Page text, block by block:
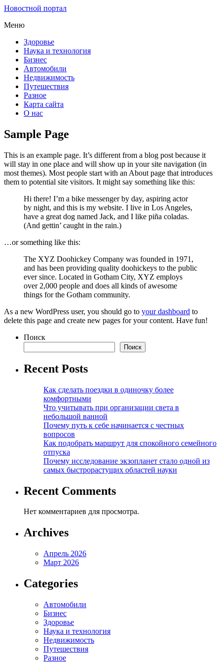
Новостной портал
Меню
Здоровье
Наука и технология
Бизнес
Автомобили
Недвижимость
Путешествия
Разное
Карта сайта
О нас
Sample Page
This is an example page. It’s different from a blog post because it
will stay in one place and will show up in your site navigation (in
most themes). Most people start with an About page that introduces
them to potential site visitors. It might say something like this:
Hi there! I’m a bike messenger by day, aspiring actor
by night, and this is my website. I live in Los Angeles,
have a great dog named Jack, and I like piña coladas.
(And gettin’ caught in the rain.)
…or something like this:
The XYZ Doohickey Company was founded in 1971,
and has been providing quality doohickeys to the public
ever since. Located in Gotham City, XYZ employs
over 2,000 people and does all kinds of awesome
things for the Gotham community.
As a new WordPress user, you should go to your dashboard to
delete this page and create new pages for your content. Have fun!
Поиск
Поиск
Recent Posts
Как сделать поездки в одиночку более
комфортными
Что учитывать при организации света в
небольшой ванной
Почему путь к себе начинается с честных
вопросов
Как подобрать маршрут для спокойного семейного
отпуска
Почему исследование экзопланет стало одной из
самых быстрорастущих областей науки
Recent Comments
Нет комментариев для просмотра.
Archives
Апрель 2026
Март 2026
Categories
Автомобили
Бизнес
Здоровье
Наука и технология
Недвижимость
Путешествия
Разное